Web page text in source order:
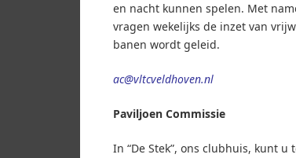
en nacht kunnen spelen. Met
vragen wekelijks de inzet van
banen wordt geleid.
ac@vltcveldhoven.nl
Paviljoen Commissie
In “De Stek”, ons clubhuis, kunt